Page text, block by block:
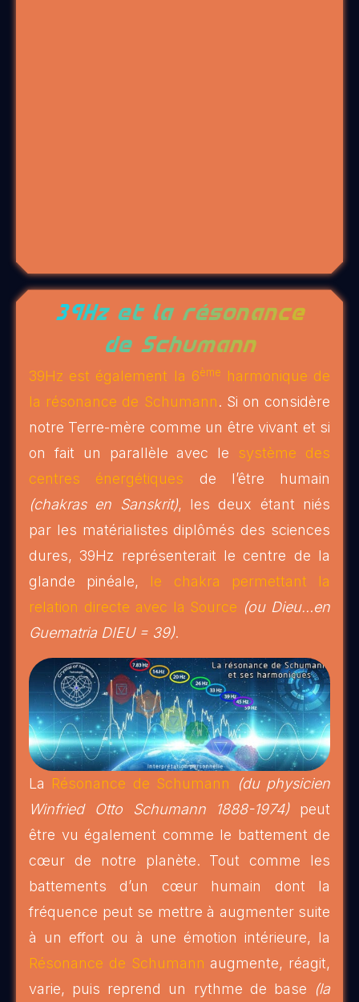
39Hz et la résonance
de Schumann
39Hz est également la 6ème
harmonique de
la résonance de Schumann. Si on considère
notre Terre-mère comme un être vivant et si
on fait un parallèle avec le système des
centres énergétiques de l’être humain
(chakras en Sanskrit), les deux étant niés
par les matérialistes diplômés des sciences
dures, 39Hz représenterait le centre de la
glande pinéale, le chakra permettant la
relation directe avec la Source (ou Dieu…en
Guematria DIEU = 39).
La Résonance de Schumann
(du physicien
Winfried Otto Schumann 1888-1974)peut
être vu également comme le battement de
cœur de notre planète. Tout comme les
battements d’un cœur humain dont la
fréquence peut se mettre à augmenter suite
à un effort ou à une émotion intérieure, la
Résonance de Schumann augmente, réagit,
varie, puis reprend un rythme de base
(la